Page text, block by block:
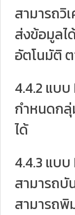
สามารถวิ
ส่งข้อมูลไ
อัตโนมัติ
4.4.2 แบ
กำหนดก
ได้
4.4.3 แบ
สามารถบั
สามารถพิ